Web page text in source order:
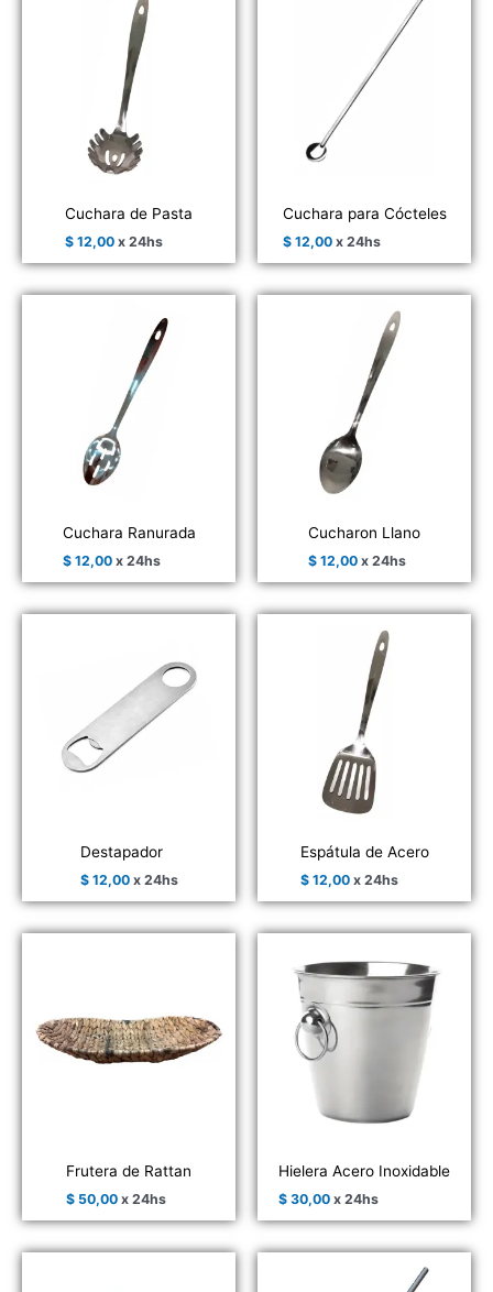
Cuchara de Pasta
$ 12,00 x 24hs
Cuchara para Cócteles
$12,00x 24hs
Cuchara Ranurada
$12,00x 24hs
Cucharon Llano
$ 12,00 x 24hs
Destapador
$12,00x 24hs
Espátula de Acero
$12,00x 24hs
Frutera de Rattan
$ 50,00 x 24hs
Hielera Acero Inoxidable
$ 30,00 x 24hs